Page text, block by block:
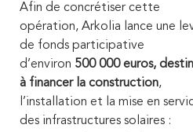
Afin de concrétiser cette
opération, Arkolia lance une
de fonds participative
d’environ 500 000 euros,
à financer la construction,
l’installation et la mise en
des infrastructures solaires :